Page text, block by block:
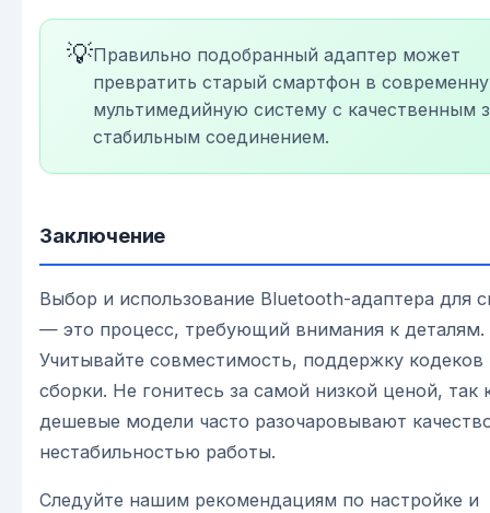
💡Правильно подобранный адаптер может
превратить старый смартфон в
мультимедийную систему с качественным
стабильным соединением.
Заключение
Выбор и использование Bluetooth-адаптера для
— это процесс, требующий внимания к деталям.
Учитывайте совместимость, поддержку кодеков
сборки. Не гонитесь за самой низкой ценой, так
дешевые модели часто разочаровывают
нестабильностью работы.
Следуйте нашим рекомендациям по настройке и